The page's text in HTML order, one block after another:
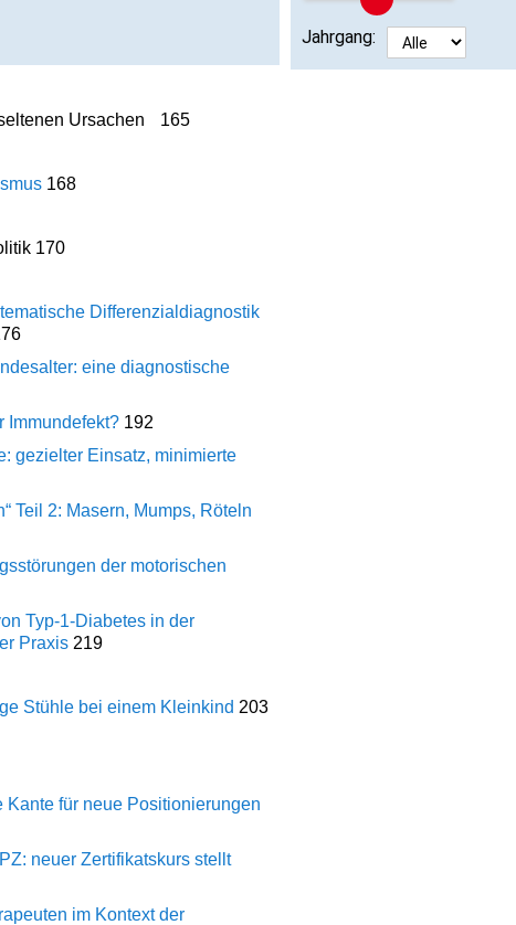
Ursachen
165
168
170
Differenzialdiagnostik
eine diagnostische
Immundefekt? 192
gezielter Einsatz, minimierte
Teil 2: Masern, Mumps, Röteln
der motorischen
Typ-1-Diabetes in der
Praxis 219
Stühle bei einem Kleinkind 203
für neue Positionierungen
neuer Zertifikatskurs stellt
im Kontext der
Jahrgang: